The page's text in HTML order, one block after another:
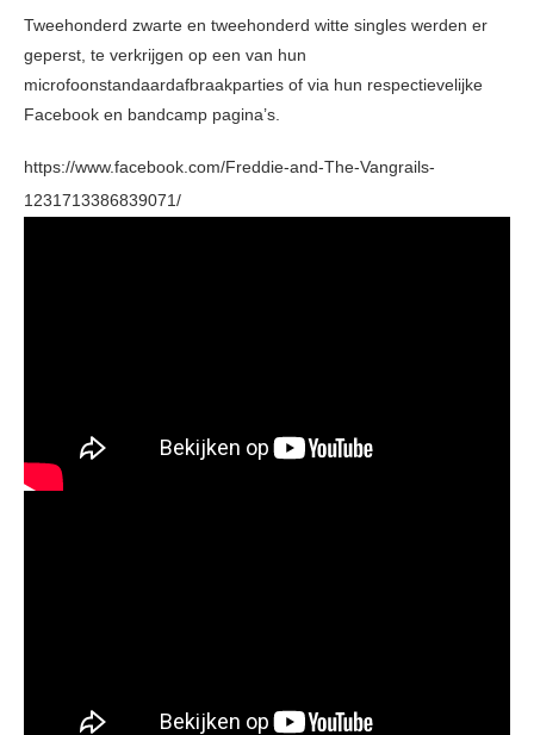
Tweehonderd zwarte en tweehonderd witte singles werden er
geperst, te verkrijgen op een van hun
microfoonstandaardafbraakparties of via hun respectievelijke
Facebook en bandcamp pagina’s.
https://www.facebook.com/Freddie-and-The-Vangrails-
1231713386839071/